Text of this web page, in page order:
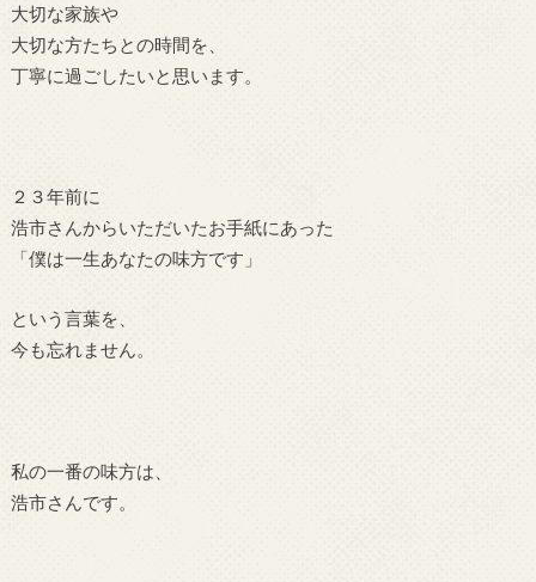
大切な家族や
大切な方たちとの時間を、
丁寧に過ごしたいと思います。
２３年前に
浩市さんからいただいたお手紙にあった
「僕は一生あなたの味方です」
という言葉を、
今も忘れません。
私の一番の味方は、
浩市さんです。